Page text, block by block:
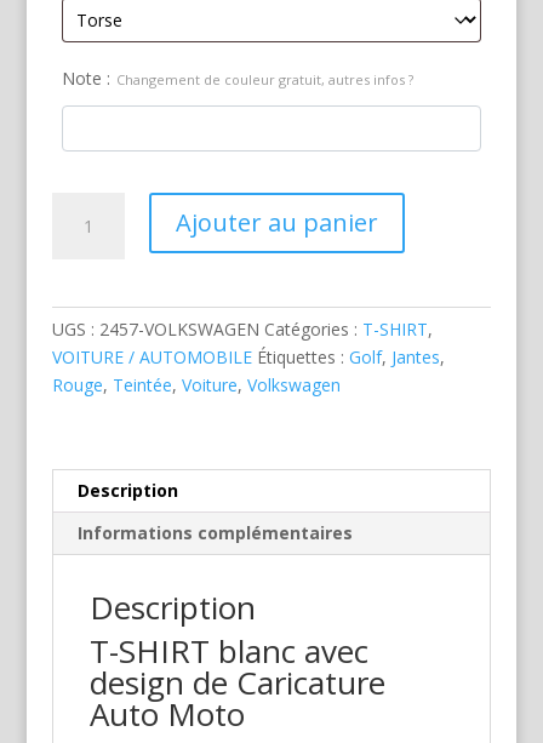
Note : Changement de couleur gratuit, autres infos ?
Ajouter au panier
UGS : 2457-VOLKSWAGEN Catégories : T-SHIRT,
VOITURE / AUTOMOBILE Étiquettes : Golf, Jantes,
Rouge, Teintée, Voiture, Volkswagen
Description
Informations complémentaires
Description
T-SHIRT blanc avec
design de Caricature
Auto Moto